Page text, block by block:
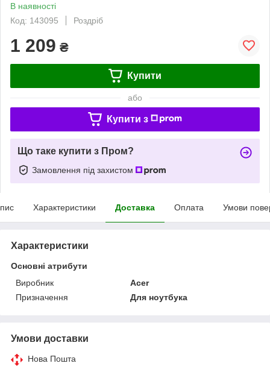
В наявності
Код: 143095
Роздріб
1 209 ₴
Купити
або
Купити з
Що таке купити з Пром?
Замовлення під захистом
Характеристики Доставка Оплата Умови
Характеристики
Основні атрибути
Виробник
Acer
Призначення
Для ноутбука
Умови доставки
Нова Пошта